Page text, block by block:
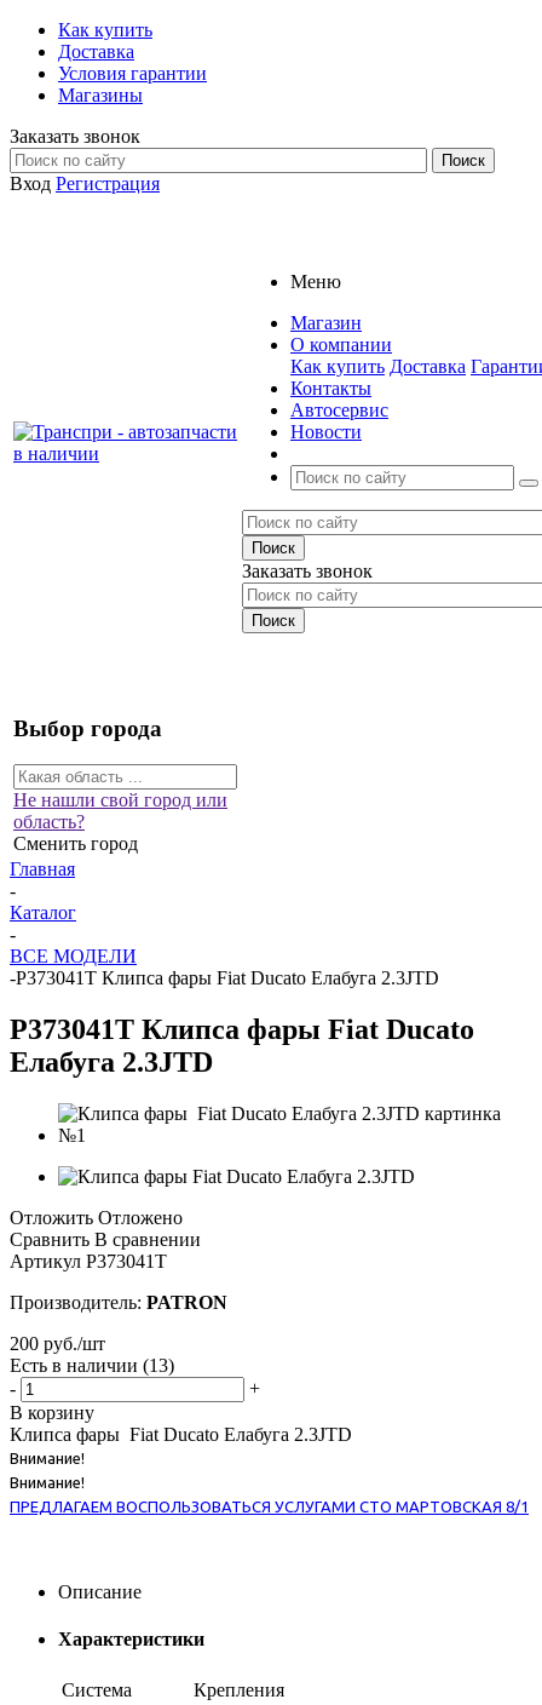
Как купить
Доставка
Условия гарантии
Магазины
Заказать звонок
Вход Регистрация
Меню
Магазин
О компании
Как купить Доставка
Контакты
Автосервис
Новости
Заказать звонок
Выбор города
Не нашли свой город или
область?
Сменить город
Главная
-
Каталог
-
ВСЕ МОДЕЛИ
-P373041T Клипса фары Fiat Ducato Елабуга 2.3JTD
P373041T Клипса фары Fiat Ducato
Елабуга 2.3JTD
Отложить Отложено
Сравнить В сравнении
Артикул P373041T
Производитель: PATRON
200 руб./шт
Есть в наличии (13)
-
+
В корзину
Клипса фары Fiat Ducato Елабуга 2.3JTD
Внимание!
Внимание!
ПРЕДЛАГАЕМ ВОСПОЛЬЗОВАТЬСЯ УСЛУГАМИ СТО МАРТОВСКАЯ 8/1
Описание
Характеристики
Система
Крепления